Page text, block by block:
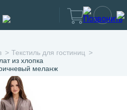
Текстиль для гостиниц
из хлопка
меланж